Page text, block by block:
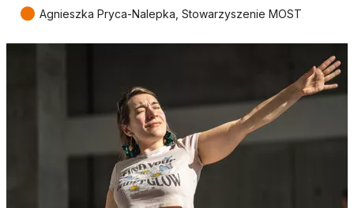
● Agnieszka Pryca-Nalepka, Stowarzyszenie MOST